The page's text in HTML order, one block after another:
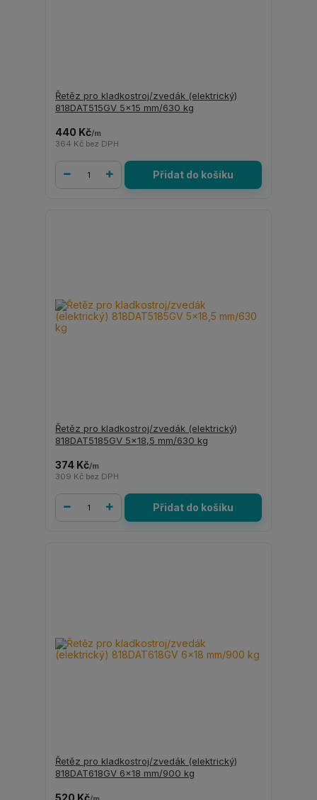
Řetěz pro kladkostroj/zvedák (elektrický)
818DAT515GV 5x15 mm/630 kg
440 Kč/m
364 Kč bez DPH
Přidat do košíku
Řetěz pro kladkostroj/zvedák (elektrický)
818DAT5185GV 5x18,5 mm/630 kg
374 Kč/m
309 Kč bez DPH
Přidat do košíku
Řetěz pro kladkostroj/zvedák (elektrický)
818DAT618GV 6x18 mm/900 kg
520 Kč